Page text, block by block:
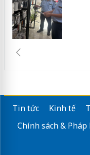
Tin tức Kinh tế
Chính sách &